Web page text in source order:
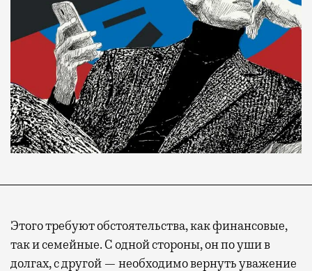
Этого требуют обстоятельства, как финансовые,
так и семейные. С одной стороны, он по уши в
долгах, с другой — необходимо вернуть уважение